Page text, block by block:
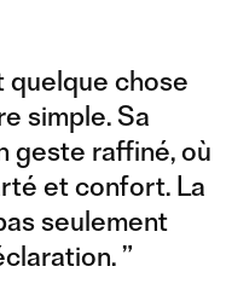
quelque chose
simple. Sa
geste raffiné, où
et confort. La
seulement
”